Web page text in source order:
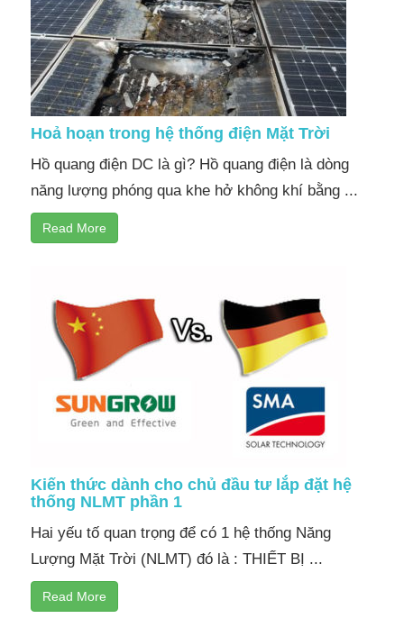
Hoả hoạn trong hệ thống điện Mặt Trời
Hồ quang điện DC là gì? Hồ quang điện là dòng
năng lượng phóng qua khe hở không khí bằng ...
Read More
Kiến thức dành cho chủ đầu tư lắp đặt hệ
thống NLMT phần 1
Hai yếu tố quan trọng để có 1 hệ thống Năng
Lượng Mặt Trời (NLMT) đó là : THIẾT BỊ ...
Read More